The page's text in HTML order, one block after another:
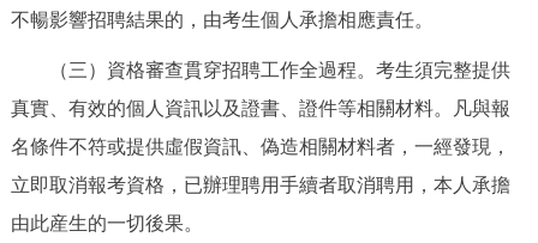
不暢影響招聘結果的，由考生個人承擔相應責任。
（三）資格審查貫穿招聘工作全過程。考生須完整提供
真實、有效的個人資訊以及證書、證件等相關材料。凡與報
名條件不符或提供虛假資訊、偽造相關材料者，一經發現，
立即取消報考資格，已辦理聘用手續者取消聘用，本人承擔
由此産生的一切後果。